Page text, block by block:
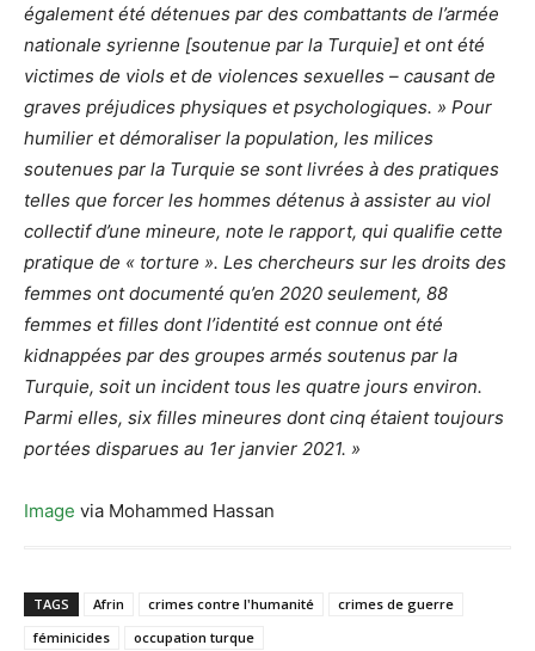
également été détenues par des combattants de l’armée
nationale syrienne [soutenue par la Turquie] et ont été
victimes de viols et de violences sexuelles – causant de
graves préjudices physiques et psychologiques. » Pour
humilier et démoraliser la population, les milices
soutenues par la Turquie se sont livrées à des pratiques
telles que forcer les hommes détenus à assister au viol
collectif d’une mineure, note le rapport, qui qualifie cette
pratique de « torture ». Les chercheurs sur les droits des
femmes ont documenté qu’en 2020 seulement, 88
femmes et filles dont l’identité est connue ont été
kidnappées par des groupes armés soutenus par la
Turquie, soit un incident tous les quatre jours environ.
Parmi elles, six filles mineures dont cinq étaient toujours
portées disparues au 1er janvier 2021. »
Image via Mohammed Hassan
TAGS Afrin crimes contre l'humanité
crimes de guerre
féminicides
occupation turque